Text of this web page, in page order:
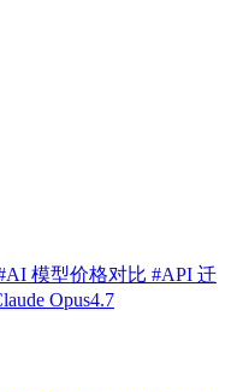
模型价格对比 #API 迁
Opus4.7